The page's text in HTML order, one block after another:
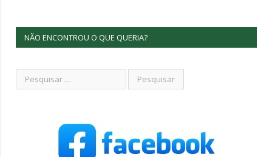
NÃO ENCONTROU O QUE QUERIA?